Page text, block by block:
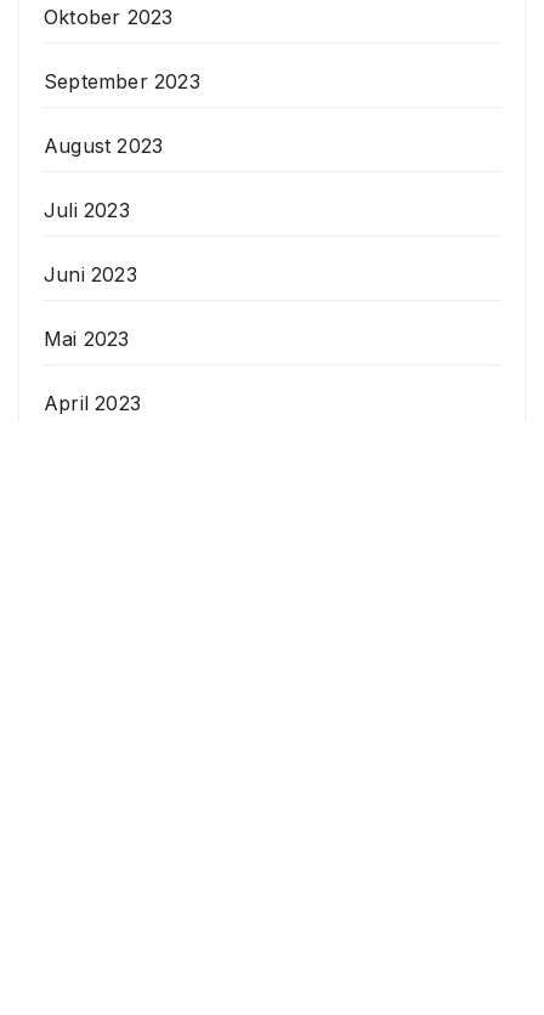
Oktober 2023
September 2023
August 2023
Juli 2023
Juni 2023
Mai 2023
April 2023